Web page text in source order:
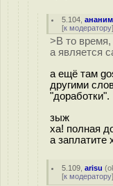
5.104 ,ананим
[к модератору]
>В то время,
а является
а ещё там
другими
"доработки".
зыж
ха! полная
а заплатите
5.109 ,arisu (
[к модератору]